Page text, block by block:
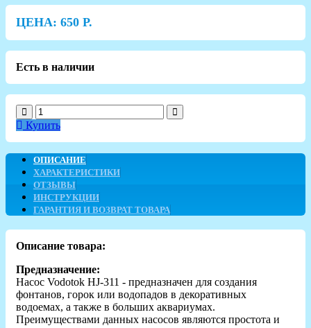
ЦЕНА: 650 Р.
Есть в наличии
Купить
ОПИСАНИЕ
ХАРАКТЕРИСТИКИ
ОТЗЫВЫ
ИНСТРУКЦИИ
ГАРАНТИЯ И ВОЗВРАТ ТОВАРА
Описание товара:
Предназначение:
Насос Vodotok HJ-311 - предназначен для создания
фонтанов, горок или водопадов в декоративных
водоемах, а также в больших аквариумах.
Преимуществами данных насосов являются простота и